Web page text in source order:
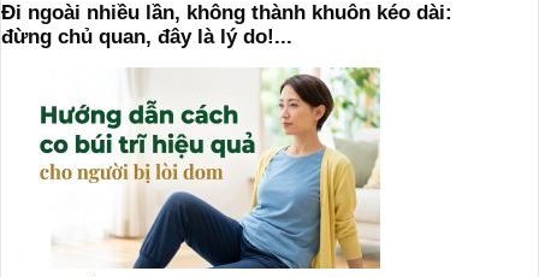
Đi ngoài nhiều lần, không thành khuôn kéo dài:
đừng chủ quan, đây là lý do!...